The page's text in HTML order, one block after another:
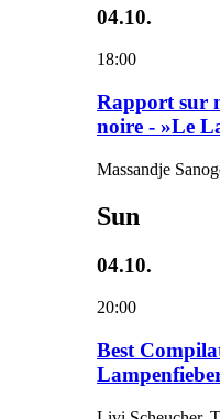
04.10.
18:00
Rapport sur
noire - »Le
Massandje
Sun
04.10.
20:00
Best